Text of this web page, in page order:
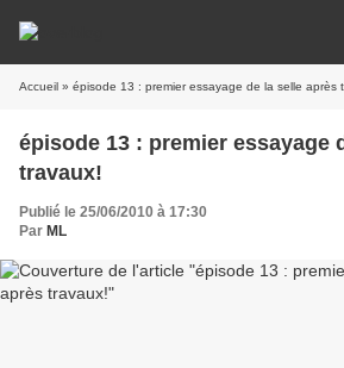
Accueil » épisode 13 : premier essayage de la selle après
épisode 13 : premier essayage
travaux!
Publié le 25/06/2010 à 17:30
Par ML